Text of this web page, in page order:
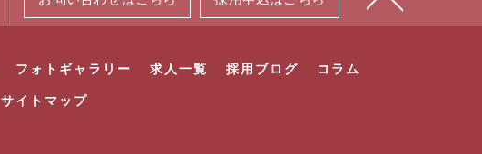
フォトギャラリー 求人一覧 採用ブログ コラム
サイトマップ